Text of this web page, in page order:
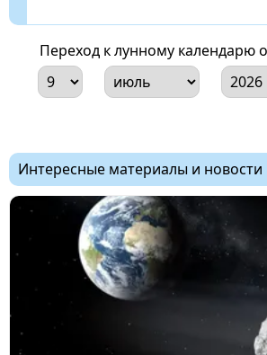
Переход к лунному календарю
Интересные материалы и новости